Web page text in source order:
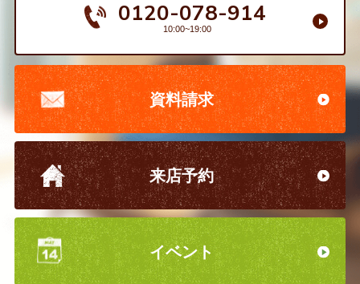
0120-078-914
10:00~19:00
資料請求
来店予約
イベント